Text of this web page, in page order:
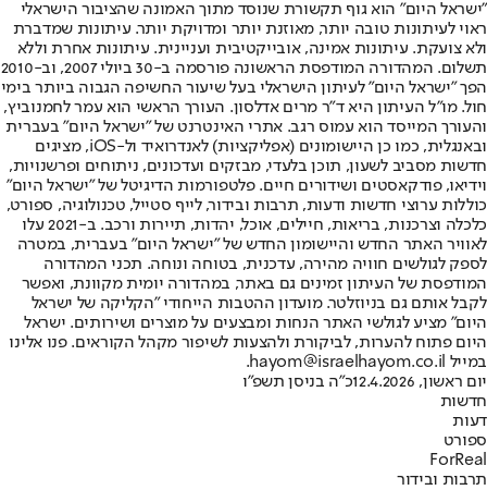
"ישראל היום" הוא גוף תקשורת שנוסד מתוך האמונה שהציבור הישראלי
ראוי לעיתונות טובה יותר, מאוזנת יותר ומדויקת יותר. עיתונות שמדברת
ולא צועקת. עיתונות אמינה, אובייקטיבית ועניינית. עיתונות אחרת וללא
תשלום. המהדורה המודפסת הראשונה פורסמה ב-30 ביולי 2007, וב-2010
הפך "ישראל היום" לעיתון הישראלי בעל שיעור החשיפה הגבוה ביותר בימי
חול. מו"ל העיתון היא ד"ר מרים אדלסון. העורך הראשי הוא עמר לחמנוביץ,
והעורך המייסד הוא עמוס רגב. אתרי האינטרנט של "ישראל היום" בעברית
ובאנגלית, כמו כן היישומונים (אפליקציות) לאנדרואיד ול-iOS, מציגים
חדשות מסביב לשעון, תוכן בלעדי, מבזקים ועדכונים, ניתוחים ופרשנויות,
וידיאו, פודקאסטים ושידורים חיים. פלטפורמות הדיגיטל של "ישראל היום"
כוללות ערוצי חדשות ודעות, תרבות ובידור, לייף סטייל, טכנולוגיה, ספורט,
כלכלה וצרכנות, בריאות, חיילים, אוכל, יהדות, תיירות ורכב. ב-2021 עלו
לאוויר האתר החדש והיישומון החדש של "ישראל היום" בעברית, במטרה
לספק לגולשים חוויה מהירה, עדכנית, בטוחה ונוחה. תכני המהדורה
המודפסת של העיתון זמינים גם באתר, במהדורה יומית מקוונת, ואפשר
לקבל אותם גם בניוזלטר. מועדון ההטבות הייחודי "הקליקה של ישראל
היום" מציע לגולשי האתר הנחות ומבצעים על מוצרים ושירותים. ישראל
היום פתוח להערות, לביקורת ולהצעות לשיפור מקהל הקוראים. פנו אלינו
במייל hayom@israelhayom.co.il.
יום ראשון, 12.4.2026
כ"ה בניסן תשפ"ו
חדשות
דעות
ספורט
ForReal
תרבות ובידור